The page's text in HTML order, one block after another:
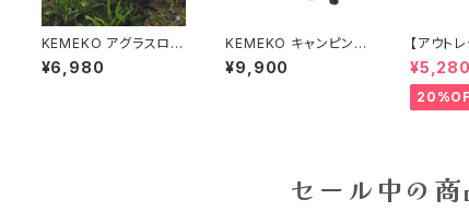
KEMEKO アグラスロー
プ（斜面）対応チェア キ
ャンピングシートAGUR
¥6,980
KEMEKO キャンピング
シートAGURA メカニッ
クドーリーセット 低作業
¥9,900
【アウト
EKO ケメ
ベリカル
コバルト
自動開閉
¥5,280
セール中の商